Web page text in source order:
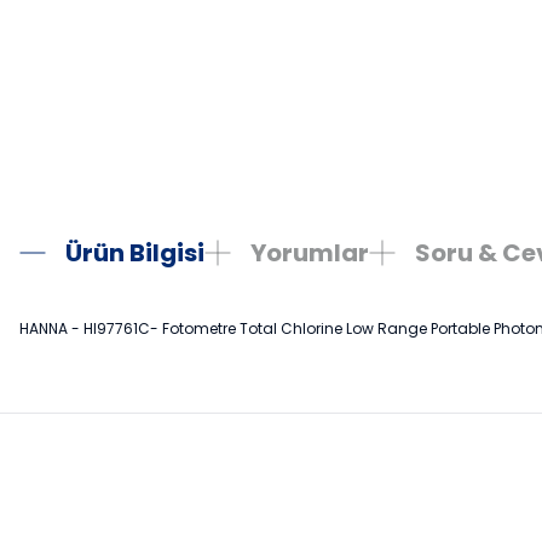
Ürün Bilgisi Yorumlar Soru &
HANNA - HI97761C- Fotometre Total Chlorine Low Range Portable